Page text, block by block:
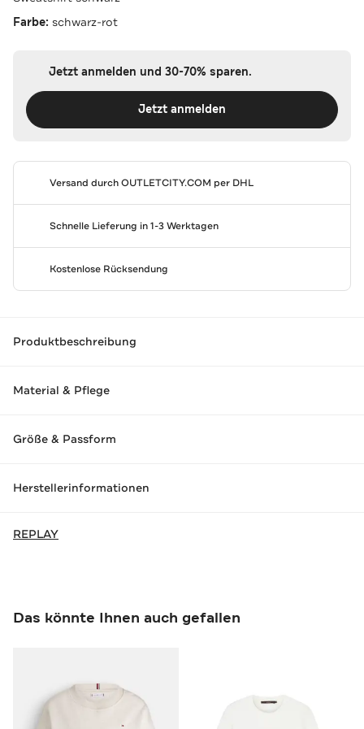
Farbe: schwarz-rot
Jetzt anmelden und 30-70% sparen.
Jetzt anmelden
Versand durchOUTLETCITY.COM per DHL
Schnelle Lieferung in 1-3 Werktagen
Kostenlose Rücksendung
Produktbeschreibung
Material & Pflege
Größe & Passform
Herstellerinformationen
REPLAY
Das könnte Ihnen auch gefallen